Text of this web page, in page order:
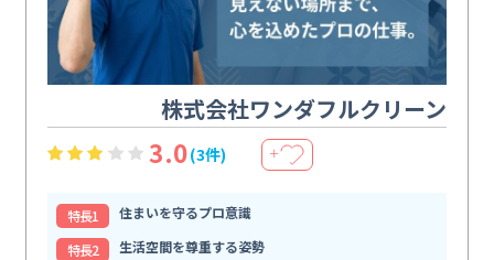
株式会社ワンダフルクリーン
3.0(3件) ＋
特⻑1
住まいを守るプロ意識
特⻑2
生活空間を尊重する姿勢